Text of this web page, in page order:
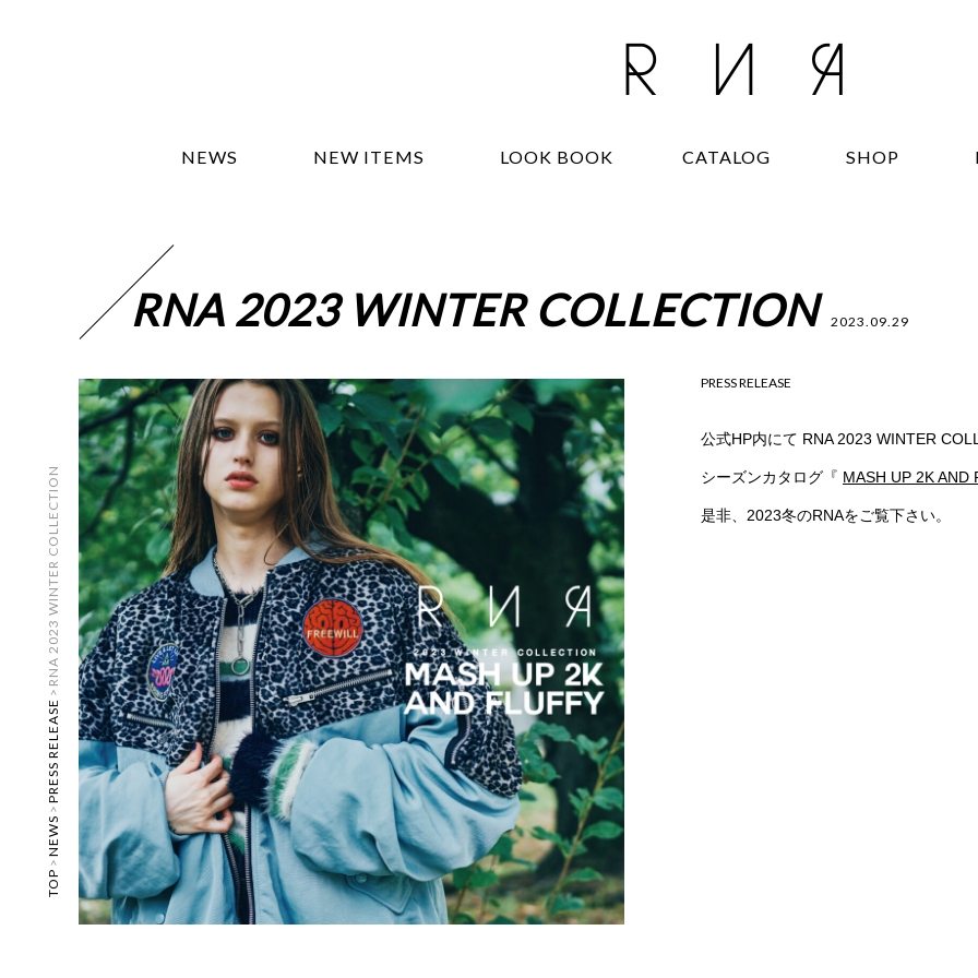
NEWS NEW ITEMS LOOK BOOK CATALOG SHOP
RNA 2023 WINTER COLLECTION 2023.09.29
PRESS RELEASE
公式HP内にて RNA 2023 WINTER
シーズンカタログ『 MASH UP 2K AND
是非、2023冬のRNAをご覧下さい。
TOP
>
NEWS
>
PRESS RELEASE
>
RNA 2023 WINTER COLLECTION